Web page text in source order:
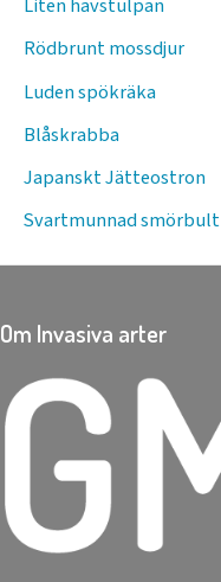
Liten havstulpan
Rödbrunt mossdjur
Luden spökräka
Blåskrabba
Japanskt Jätteostron
Svartmunnad smörbult
Om Invasiva arter